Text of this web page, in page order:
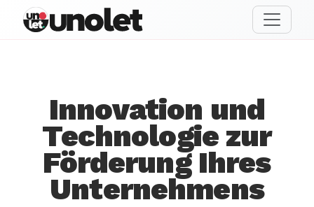
unolet
Innovation und
Technologie zur
Förderung Ihres
Unternehmens